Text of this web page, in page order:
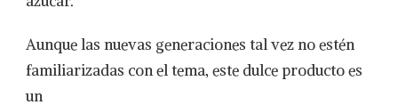
Aunque las nuevas generaciones tal vez no estén
familiarizadas con el tema, este dulce producto es
un